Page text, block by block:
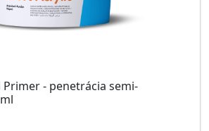
Primer - penetrácia semi-